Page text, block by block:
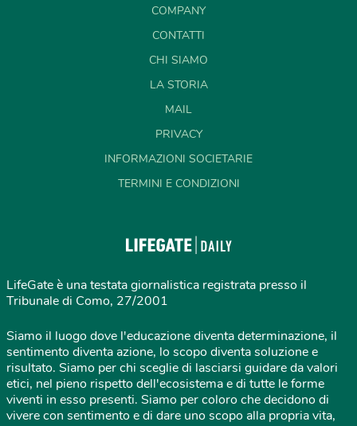
COMPANY
CONTATTI
CHI SIAMO
LA STORIA
MAIL
PRIVACY
INFORMAZIONI SOCIETARIE
TERMINI E CONDIZIONI
LifeGate è una testata giornalistica registrata presso il
Tribunale di Como, 27/2001
Siamo il luogo dove l'educazione diventa determinazione, il
sentimento diventa azione, lo scopo diventa soluzione e
risultato. Siamo per chi sceglie di lasciarsi guidare da valori
etici, nel pieno rispetto dell'ecosistema e di tutte le forme
viventi in esso presenti. Siamo per coloro che decidono di
vivere con sentimento e di dare uno scopo alla propria vita,